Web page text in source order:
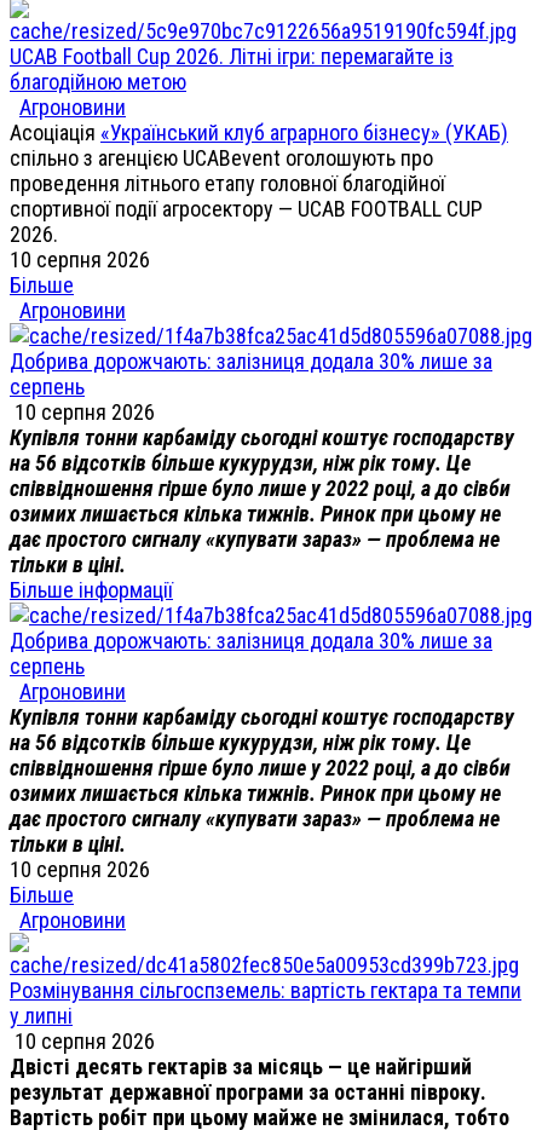
UCAB Football Cup 2026. Літні ігри: перемагайте із
благодійною метою
Агроновини
Асоціація «Український клуб аграрного бізнесу» (УКАБ)
спільно з агенцією UCABevent оголошують про
проведення літнього етапу головної благодійної
спортивної події агросектору — UCAB FOOTBALL CUP
2026.
10 серпня 2026
Більше
Агроновини
Добрива дорожчають: залізниця додала 30% лише за
серпень
10 серпня 2026
Купівля тонни карбаміду сьогодні коштує господарству
на 56 відсотків більше кукурудзи, ніж рік тому. Це
співвідношення гірше було лише у 2022 році, а до сівби
озимих лишається кілька тижнів. Ринок при цьому не
дає простого сигналу «купувати зараз» — проблема не
тільки в ціні.
Більше інформації
Добрива дорожчають: залізниця додала 30% лише за
серпень
Агроновини
Купівля тонни карбаміду сьогодні коштує господарству
на 56 відсотків більше кукурудзи, ніж рік тому. Це
співвідношення гірше було лише у 2022 році, а до сівби
озимих лишається кілька тижнів. Ринок при цьому не
дає простого сигналу «купувати зараз» — проблема не
тільки в ціні.
10 серпня 2026
Більше
Агроновини
Розмінування сільгоспземель: вартість гектара та темпи
у липні
10 серпня 2026
Двісті десять гектарів за місяць — це найгірший
результат державної програми за останні півроку.
Вартість робіт при цьому майже не змінилася, тобто